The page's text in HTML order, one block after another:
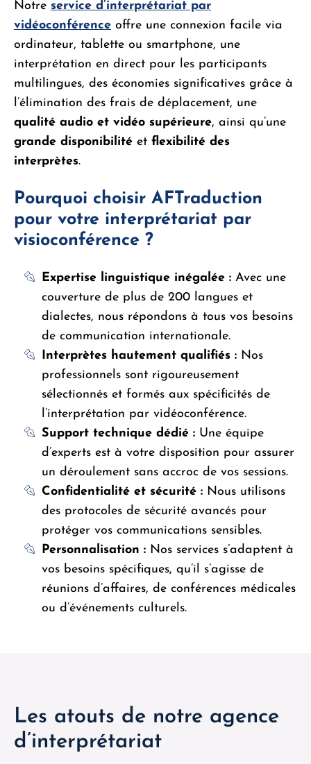
Notre service d’interprétariat par
vidéoconférence offre une connexion facile via
ordinateur, tablette ou smartphone, une
interprétation en direct pour les participants
multilingues, des économies significatives grâce à
l’élimination des frais de déplacement, une
qualité audio et vidéo supérieure, ainsi qu’une
grande disponibilité et flexibilité des
interprètes.
Pourquoi choisir AFTraduction
pour votre interprétariat par
visioconférence ?
Expertise linguistique inégalée : Avec une
couverture de plus de 200 langues et
dialectes, nous répondons à tous vos besoins
de communication internationale.
Interprètes hautement qualifiés : Nos
professionnels sont rigoureusement
sélectionnés et formés aux spécificités de
l’interprétation par vidéoconférence.
Support technique dédié : Une équipe
d’experts est à votre disposition pour assurer
un déroulement sans accroc de vos sessions.
Confidentialité et sécurité : Nous utilisons
des protocoles de sécurité avancés pour
protéger vos communications sensibles.
Personnalisation : Nos services s’adaptent à
vos besoins spécifiques, qu’il s’agisse de
réunions d’affaires, de conférences médicales
ou d’événements culturels.
Les atouts de notre agence
d’interprétariat